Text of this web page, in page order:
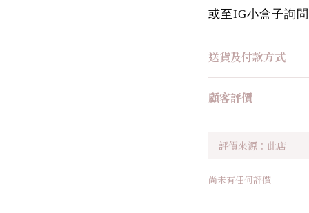
或至IG小盒子詢
送貨及付款方式
顧客評價
尚未有任何評價